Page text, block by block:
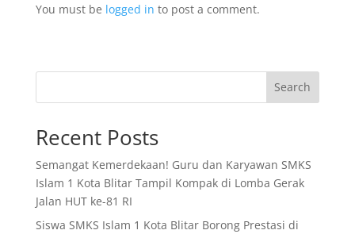
You must be logged in to post a comment.
Search
Recent Posts
Semangat Kemerdekaan! Guru dan Karyawan SMKS
Islam 1 Kota Blitar Tampil Kompak di Lomba Gerak
Jalan HUT ke-81 RI
Siswa SMKS Islam 1 Kota Blitar Borong Prestasi di